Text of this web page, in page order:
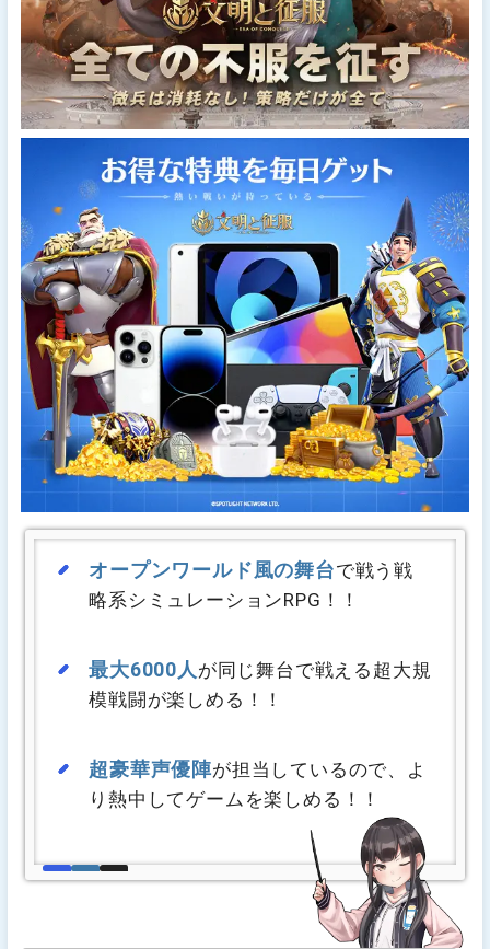
オープンワールド風の舞台で戦う戦
略系シミュレーションRPG！！
最大6000人が同じ舞台で戦える超大規
模戦闘が楽しめる！！
超豪華声優陣が担当しているので、よ
り熱中してゲームを楽しめる！！